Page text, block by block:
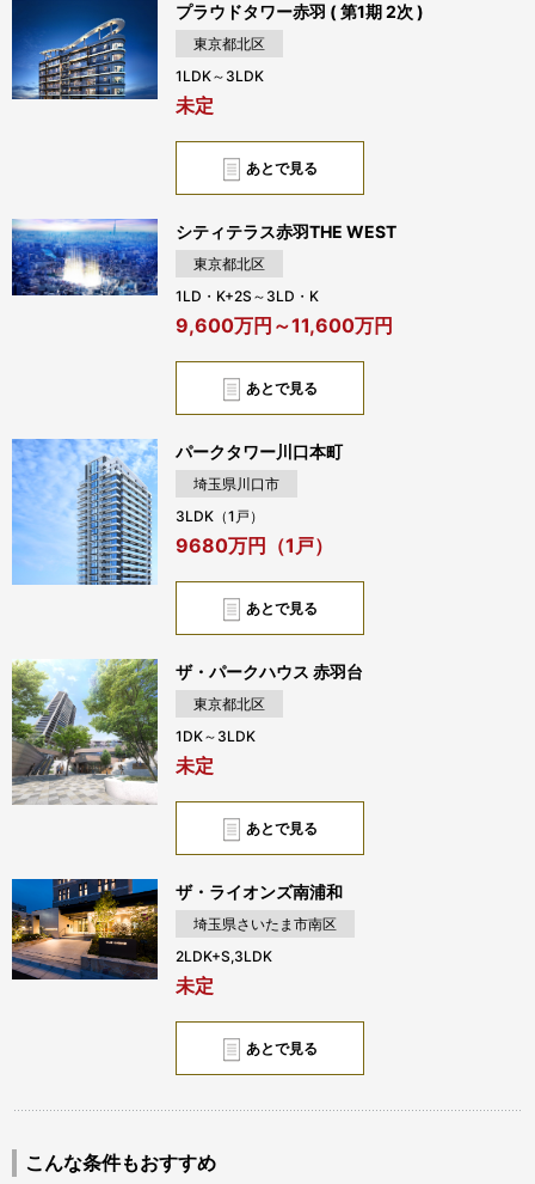
あとで見る
プラウドタワー赤羽 ( 第1期 2次 )
東京都北区
1LDK～3LDK
未定
あとで見る
シティテラス赤羽THE WEST
東京都北区
1LD・K+2S～3LD・K
9,600万円～11,600万円
あとで見る
パークタワー川口本町
埼玉県川口市
3LDK（1戸）
9680万円（1戸）
あとで見る
ザ・パークハウス 赤羽台
東京都北区
1DK～3LDK
未定
あとで見る
ザ・ライオンズ南浦和
埼玉県さいたま市南区
2LDK+S,3LDK
未定
こんな条件もおすすめ